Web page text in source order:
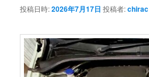
投稿日時:2026年7月17日 投稿者:chirac